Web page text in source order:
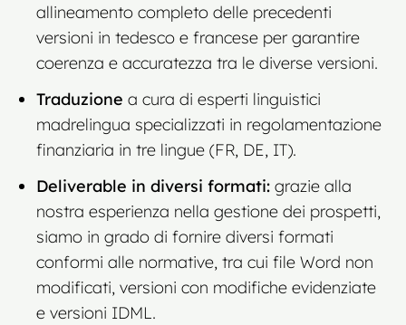
allineamento completo delle precedenti
versioni in tedesco e francese per garantire
coerenza e accuratezza tra le diverse versioni.
Traduzione a cura di esperti linguistici
madrelingua specializzati in regolamentazione
finanziaria in tre lingue (FR, DE, IT).
Deliverable in diversi formati: grazie alla
nostra esperienza nella gestione dei prospetti,
siamo in grado di fornire diversi formati
conformi alle normative, tra cui file Word non
modificati, versioni con modifiche evidenziate
e versioni IDML.